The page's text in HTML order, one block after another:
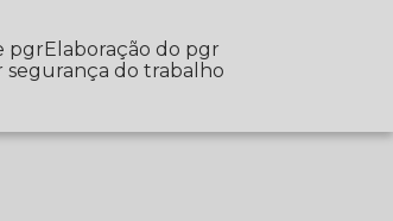
pgr
Elaboração do pgr
segurança do trabalho